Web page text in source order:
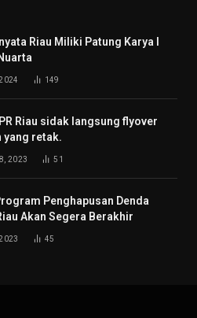
Riau Miliki Patung Karya I
149
Riau sidak langsung flyover
yang retak.
2023 51
Penghapusan Denda
Akan Segera Berakhir
45